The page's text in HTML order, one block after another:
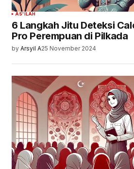
AS'ILAH
6 Langkah Jitu Deteksi
Pro Perempuan di Pilkada
by Arsyil A25 November 2024